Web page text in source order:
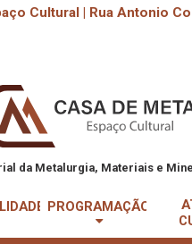
Cultural | Rua Antonio
da Metalurgia, Materiais e
PROGRAMAÇÃO